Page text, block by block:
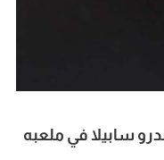
سابيلا في ملعبه